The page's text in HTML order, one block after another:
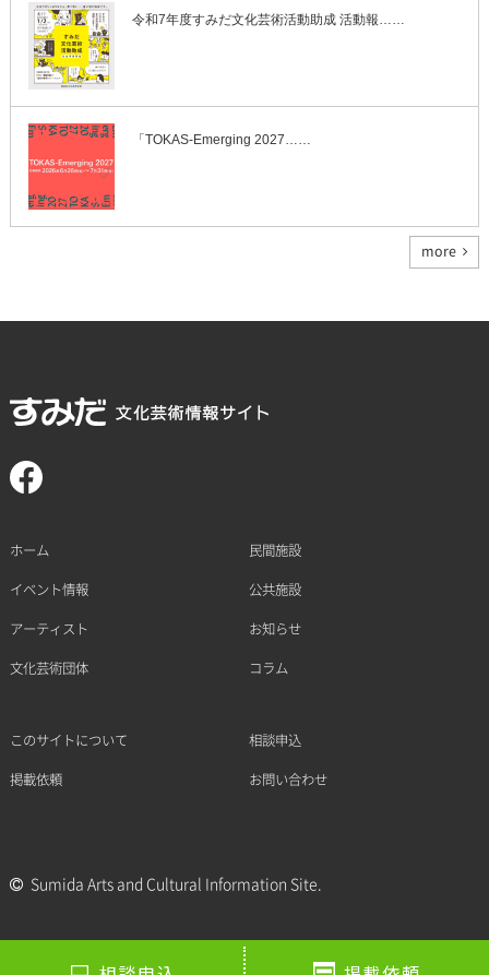
令和7年度すみだ文化芸術活動助成 活動報……
「TOKAS-Emerging 2027……
more
ホーム
イベント情報
アーティスト
文化芸術団体
民間施設
公共施設
お知らせ
コラム
このサイトについて
掲載依頼
相談申込
お問い合わせ
Sumida Arts and Cultural Information Site.